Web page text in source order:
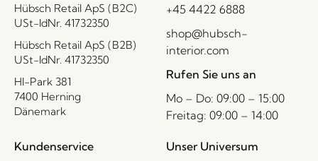
Hübsch Retail ApS (B2C)
USt-IdNr. 41732350
Hübsch Retail ApS (B2B)
USt-IdNr. 41732350
HI-Park 381
7400 Herning
Dänemark
+45 4422 6888
shop@hubsch-
interior.com
Rufen Sie uns an
Mo – Do: 09:00 – 15:00
Freitag: 09:00 – 14:00
Kundenservice Unser Universum